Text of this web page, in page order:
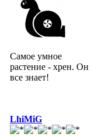
Самое умное
растение - хрен. Он
все знает!
LhiMiG